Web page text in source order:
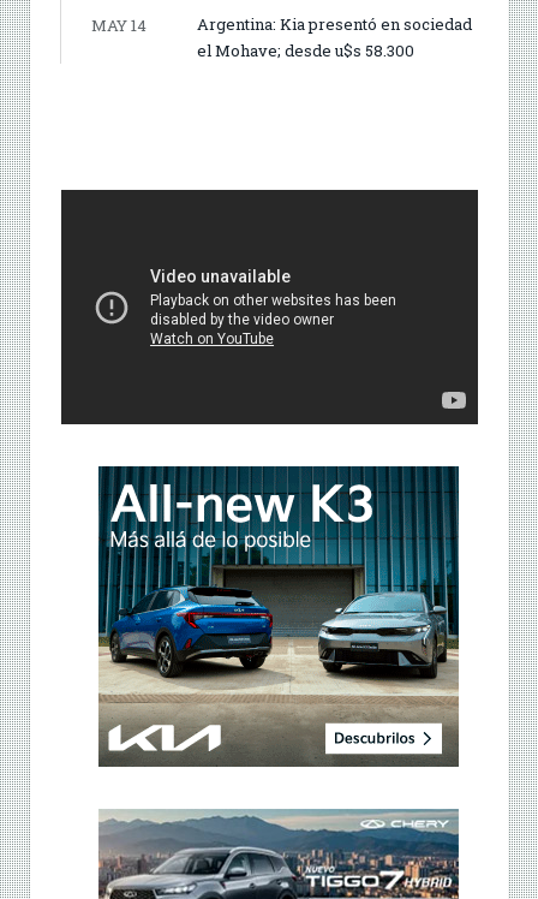
MAY 14
Argentina: Kia presentó en sociedad
el Mohave; desde u$s 58.300